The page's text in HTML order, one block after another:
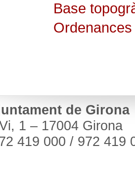
Base
de Girona
1 – 17004 Girona
419 000 / 972 419